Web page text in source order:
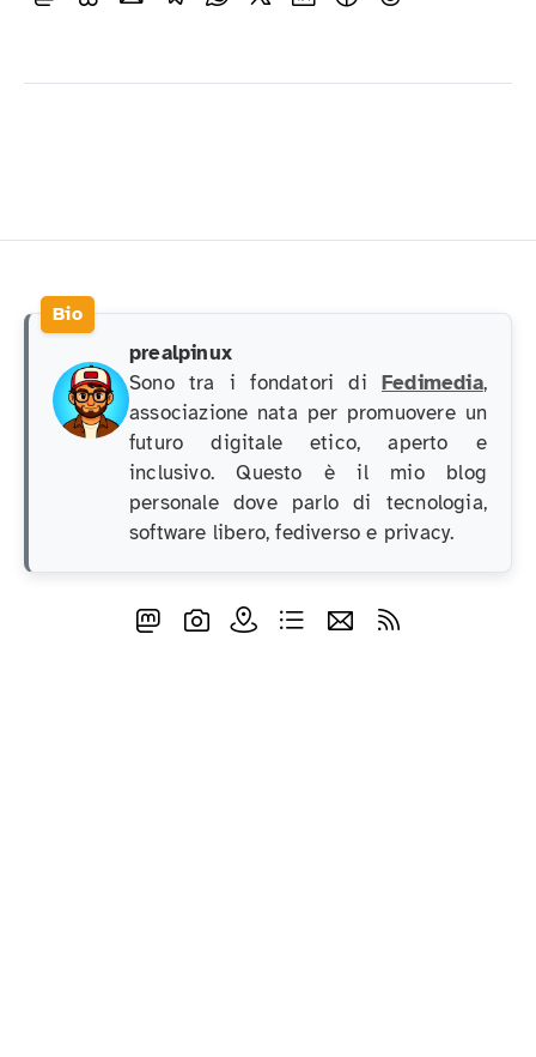
prealpinux
Sono tra i fondatori di Fedimedia,
associazione nata per promuovere un
futuro digitale etico, aperto e
inclusivo. Questo è il mio blog
personale dove parlo di tecnologia,
software libero, fediverso e privacy.